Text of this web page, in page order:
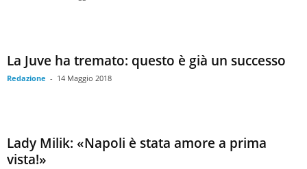
La Juve ha tremato: questo è già un successo
Redazione - 14 Maggio 2018
Lady Milik: «Napoli è stata amore a prima
vista!»